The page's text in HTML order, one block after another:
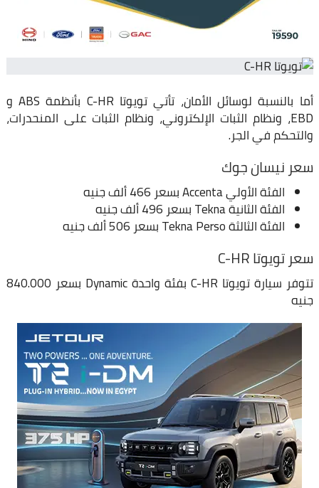
أما بالنسبة لوسائل الأمان، تأتي تويوتا C-HR بأنظمة ABS و
EBD، ونظام الثبات الإلكتروني، ونظام الثبات على المنحدرات،
والتحكم في الجر.
سعر نيسان جوك
الفئة الأولي Accenta بسعر 466 ألف جنيه
الفئة الثانية Tekna بسعر 496 ألف جنيه
الفئة الثالثة Tekna Perso بسعر 506 ألف جنيه
سعر تويوتا C-HR
تتوفر سيارة تويوتا C-HR بفئة واحدة Dynamic بسعر 840.000
جنيه